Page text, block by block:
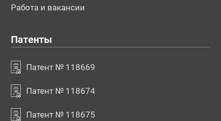
Работа и вакансии
Патенты
Патент № 118669
Патент № 118674
Патент № 118675